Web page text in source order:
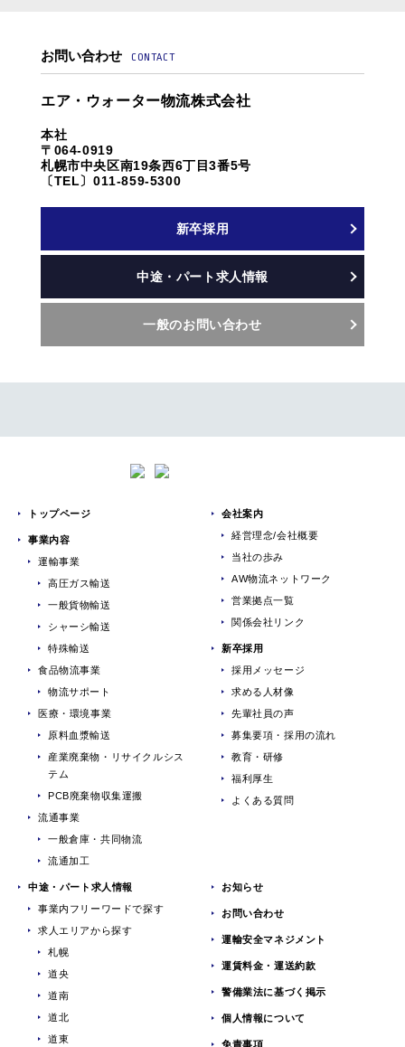
お問い合わせ CONTACT
エア・ウォーター物流株式会社
本社
〒064-0919
札幌市中央区南19条西6丁目3番5号
〔TEL〕011-859-5300
新卒採用
中途・パート求人情報
一般のお問い合わせ
トップページ
事業内容
運輸事業
高圧ガス輸送
一般貨物輸送
シャーシ輸送
特殊輸送
食品物流事業
物流サポート
医療・環境事業
原料血漿輸送
産業廃棄物・リサイクルシス
テム
PCB廃棄物収集運搬
流通事業
一般倉庫・共同物流
流通加工
会社案内
経営理念/会社概要
当社の歩み
AW物流ネットワーク
営業拠点一覧
関係会社リンク
新卒採用
採用メッセージ
求める人材像
先輩社員の声
募集要項・採用の流れ
教育・研修
福利厚生
よくある質問
中途・パート求人情報
事業内フリーワードで探す
求人エリアから探す
札幌
道央
道南
道北
道東
お知らせ
お問い合わせ
運輸安全マネジメント
運賃料金・運送約款
警備業法に基づく掲示
個人情報について
免責事項